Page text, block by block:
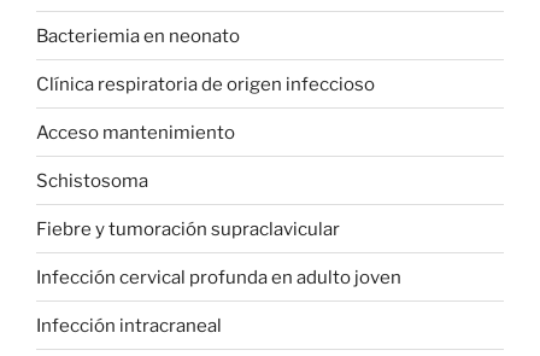
Bacteriemia en neonato
Clínica respiratoria de origen infeccioso
Acceso mantenimiento
Schistosoma
Fiebre y tumoración supraclavicular
Infección cervical profunda en adulto joven
Infección intracraneal